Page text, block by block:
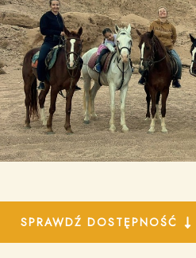
SPRAWDŹ DOSTĘPNOŚĆ